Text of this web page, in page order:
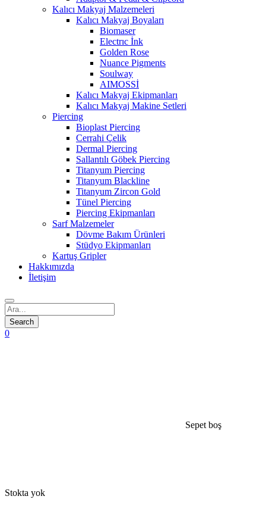
Kalıcı Makyaj Malzemeleri
Kalıcı Makyaj Boyaları
Biomaser
Electrıc İnk
Golden Rose
Nuance Pigments
Soulway
AIMOSSİ
Kalıcı Makyaj Ekipmanları
Kalıcı Makyaj Makine Setleri
Piercing
Bioplast Piercing
Cerrahi Çelik
Dermal Piercing
Sallantılı Göbek Piercing
Titanyum Piercing
Titanyum Blackline
Titanyum Zircon Gold
Tünel Piercing
Piercing Ekipmanları
Sarf Malzemeler
Dövme Bakım Ürünleri
Stüdyo Ekipmanları
Kartuş Gripler
Hakkımızda
İletişim
0
Sepet boş
Stokta yok